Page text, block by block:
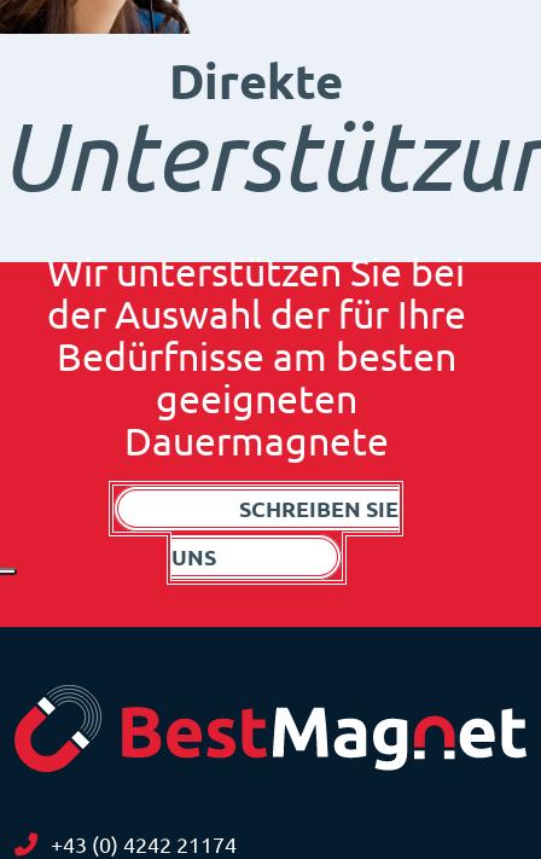
Direkte
Wir unterstützen Sie bei
der Auswahl der für Ihre
Bedürfnisse am besten
geeigneten
Dauermagnete
SCHREIBEN SIE
UNS
+43 (0) 4242 21174